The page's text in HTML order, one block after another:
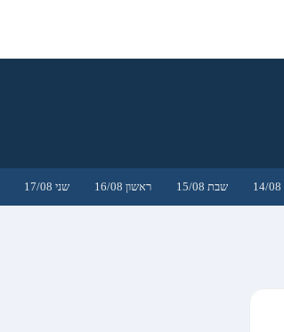
שבת 15/08 ראשון 16/08 שני 17/08